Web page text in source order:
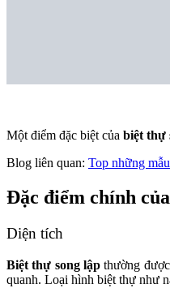
Một điểm đặc biệt của biệt thự
Blog liên quan: Top những
Đặc điểm chính
Diện tích
Biệt thự song lậpthường được
quanh. Loại hình biệt thự như